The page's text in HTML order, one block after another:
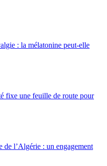
: la mélatonine peut-elle
fixe une feuille de route pour
l’Algérie : un engagement